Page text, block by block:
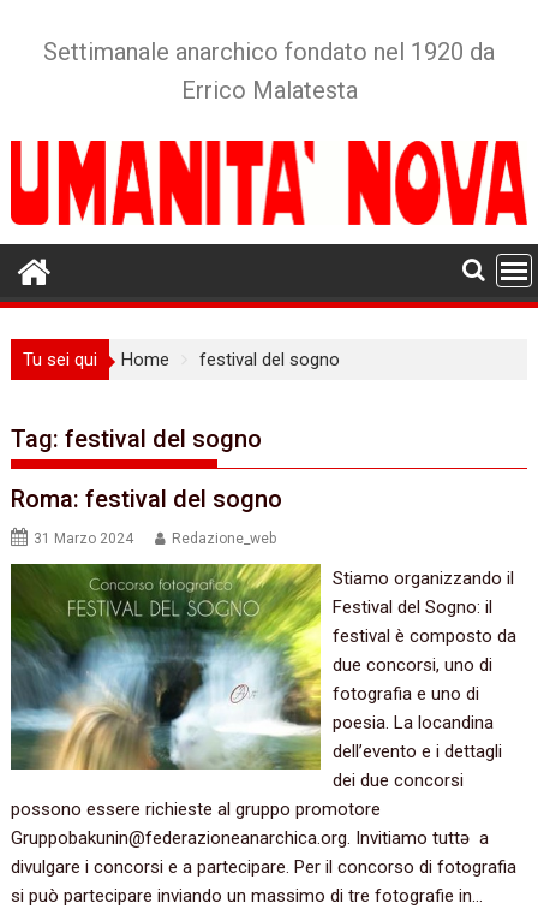
Settimanale anarchico fondato nel 1920 da
Errico Malatesta
Tu sei qui Home festival del sogno
Tag:festival del sogno
Roma: festival del sogno
31 Marzo 2024 Redazione_web
Stiamo organizzando il
Festival del Sogno: il
festival è composto da
due concorsi, uno di
fotografia e uno di
poesia. La locandina
dell’evento e i dettagli
dei due concorsi
possono essere richieste al gruppo promotore
Gruppobakunin@federazioneanarchica.org. Invitiamo tuttə a
divulgare i concorsi e a partecipare. Per il concorso di fotografia
si può partecipare inviando un massimo di tre fotografie in…